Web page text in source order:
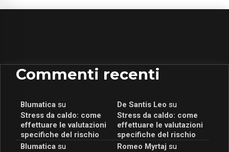
Commenti recenti
Blumaticasu
Stress da caldo: come
effettuare le valutazioni
specifiche del rischio
De Santis Leo su
Stress da caldo: come
effettuare le valutazioni
specifiche del rischio
Blumaticasu
Romeo Myrtaj su